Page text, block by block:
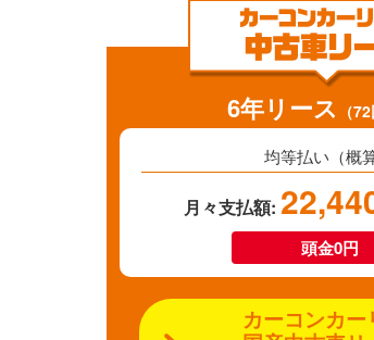
6年リース （
均等払い（概算
月々支払額:
頭金0円
カーコンカー